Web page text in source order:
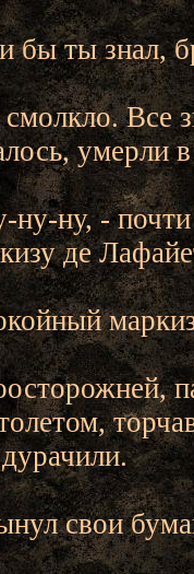
бы ты знал,
Все
умерли
ну-ну, - почти
де
свои